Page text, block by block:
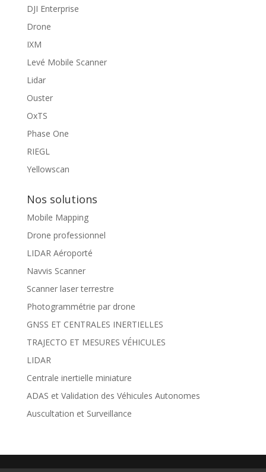
DJI Enterprise
Drone
IXM
Levé Mobile Scanner
Lidar
Ouster
OxTS
Phase One
RIEGL
Yellowscan
Nos solutions
Mobile Mapping
Drone professionnel
LIDAR Aéroporté
Navvis Scanner
Scanner laser terrestre
Photogrammétrie par drone
GNSS ET CENTRALES INERTIELLES
TRAJECTO ET MESURES VÉHICULES
LIDAR
Centrale inertielle miniature
ADAS et Validation des Véhicules Autonomes
Auscultation et Surveillance